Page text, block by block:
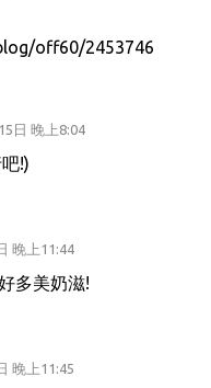
off60/2453746
日 晚上8:04
!)
晚上11:44
多美奶滋!
晚上11:45